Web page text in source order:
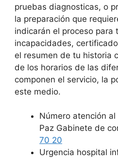
pruebas diagnosticas, o
la preparación que
indicarán el proceso para
incapacidades,
el resumen de tu historia
de los horarios de las
componen el servicio, la
este medio.
Número atención
Paz Gabinete de
70 20
Urgencia hospital